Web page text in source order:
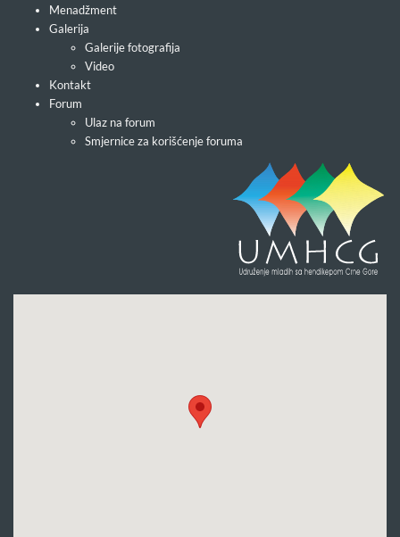
Menadžment
Galerija
Galerije fotografija
Video
Kontakt
Forum
Ulaz na forum
Smjernice za korišćenje foruma